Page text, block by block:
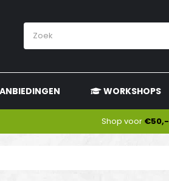
WORKSHOPS
Shop voor €50,-